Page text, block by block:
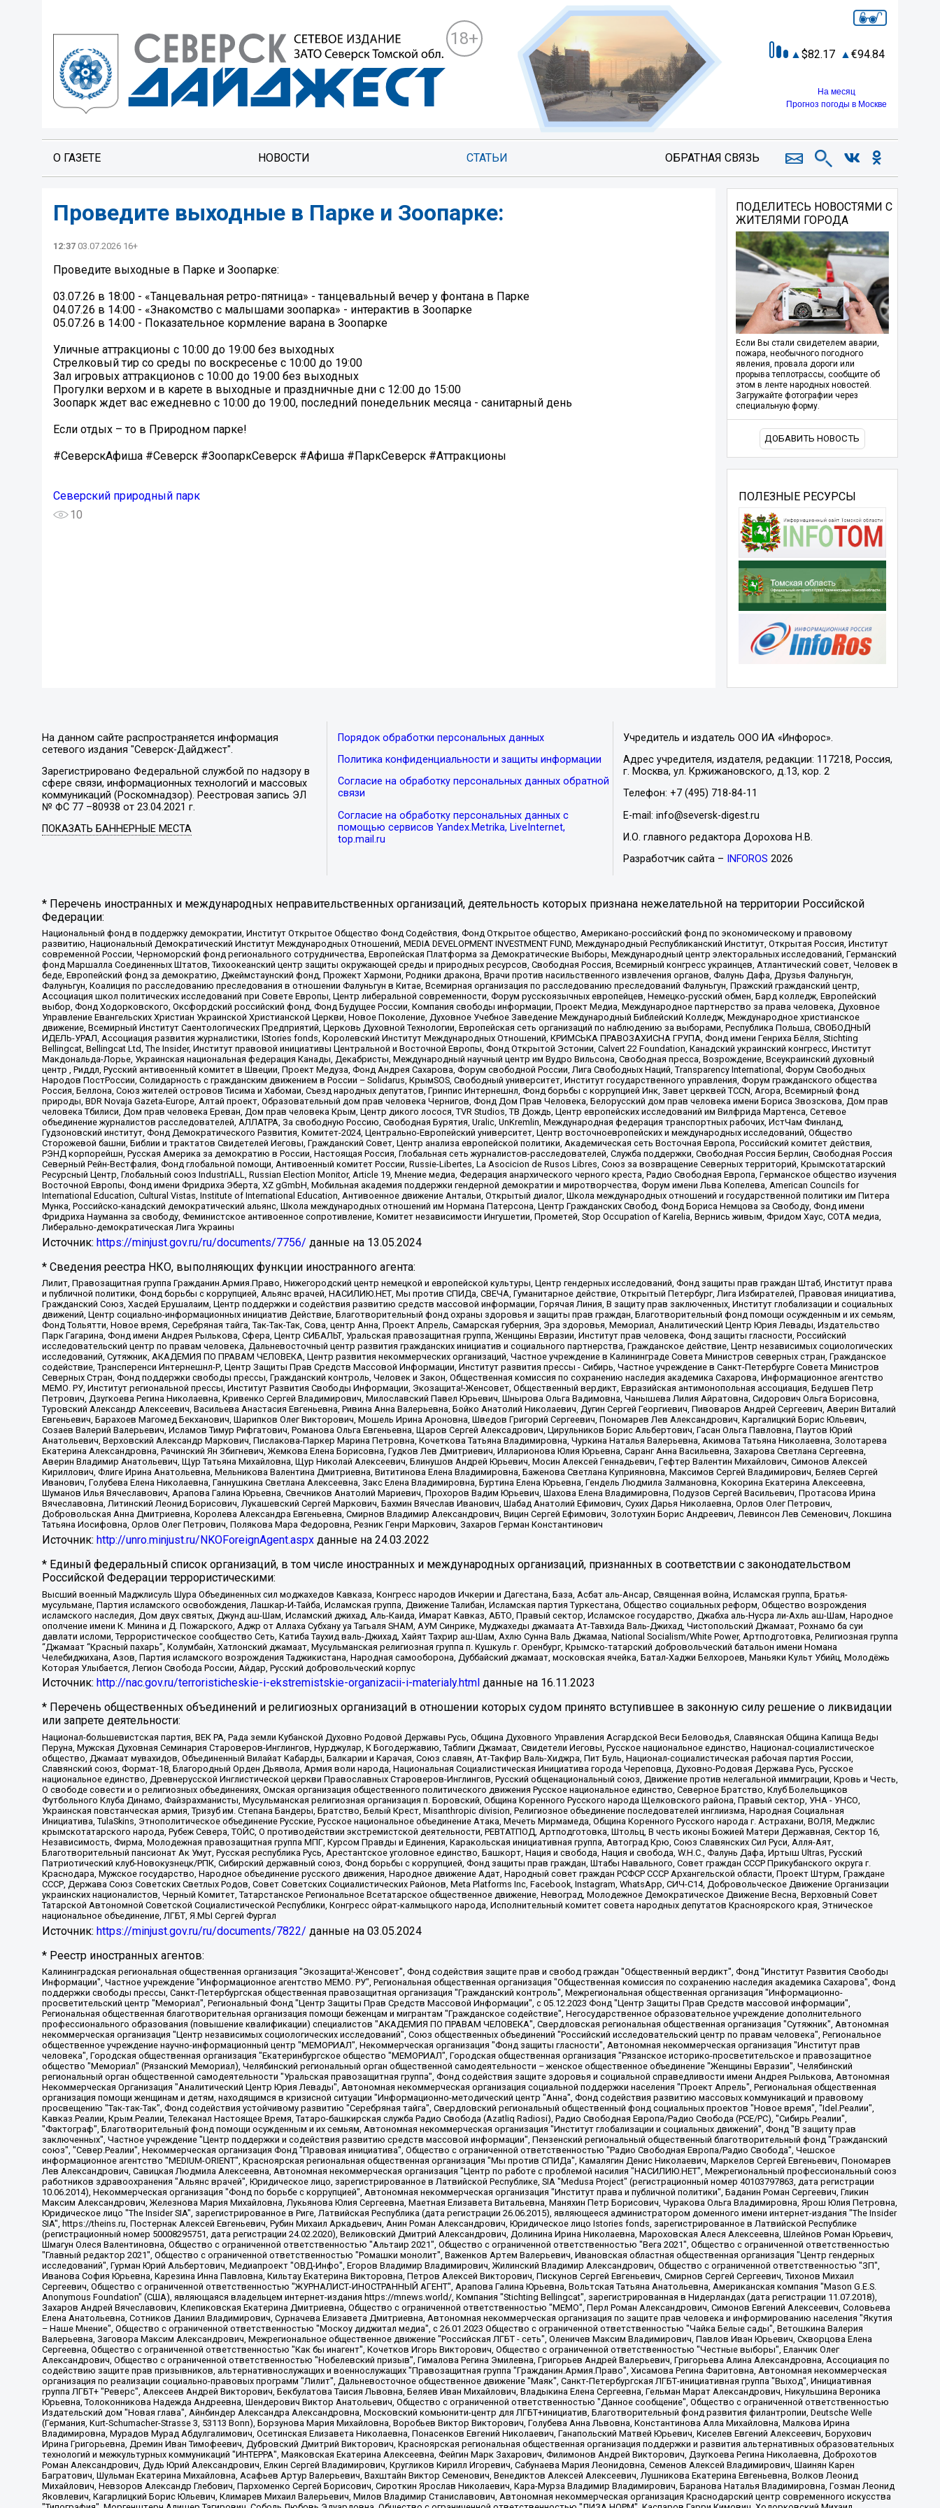
18+
82.17 94.84
На месяц
Прогноз погоды в Москве
О ГАЗЕТЕ НОВОСТИ СТАТЬИ ОБРАТНАЯ СВЯЗЬ
Проведите выходные в Парке и Зоопарке:
12:37 03.07.2026 16+
Проведите выходные в Парке и Зоопарке:
03.07.26 в 18:00 - «Танцевальная ретро-пятница» - танцевальный вечер у фонтана в Парке
04.07.26 в 14:00 - «Знакомство с малышами зоопарка» - интерактив в Зоопарке
05.07.26 в 14:00 - Показательное кормление варана в Зоопарке
Уличные аттракционы с 10:00 до 19:00 без выходных
Стрелковый тир со среды по воскресенье с 10:00 до 19:00
Зал игровых аттракционов с 10:00 до 19:00 без выходных
Прогулки верхом и в карете в выходные и праздничные дни с 12:00 до 15:00
Зоопарк ждет вас ежедневно с 10:00 до 19:00, последний понедельник месяца - санитарный день
Если отдых – то в Природном парке!
#СеверскАфиша #Северск #ЗоопаркСеверск #Афиша #ПаркСеверск #Аттракционы
Северский природный парк
10
ПОДЕЛИТЕСЬ НОВОСТЯМИ С
ЖИТЕЛЯМИ ГОРОДА
Если Вы стали свидетелем аварии,
пожара, необычного погодного
явления, провала дороги или
прорыва теплотрассы, сообщите об
этом в ленте народных новостей.
Загружайте фотографии через
специальную форму.
ДОБАВИТЬ НОВОСТЬ
ПОЛЕЗНЫЕ РЕСУРСЫ
На данном сайте распространяется информация
сетевого издания "Северск-Дайджест".
Зарегистрировано Федеральной службой по надзору в
сфере связи, информационных технологий и массовых
коммуникаций (Роскомнадзор). Реестровая запись ЭЛ
№ ФС 77 –80938 от 23.04.2021 г.
ПОКАЗАТЬ БАННЕРНЫЕ МЕСТА
Порядок обработки персональных данных
Политика конфиденциальности и защиты информации
Согласие на обработку персональных данных обратной
связи
Согласие на обработку персональных данных с
помощью сервисов Yandex.Metrika, LiveInternet,
top.mail.ru
Учредитель и издатель ООО ИА «Инфорос».
Адрес учредителя, издателя, редакции: 117218, Россия,
г. Москва, ул. Кржижановского, д.13, кор. 2
Телефон: +7 (495) 718-84-11
E-mail: info@seversk-digest.ru
И.О. главного редактора Дорохова Н.В.
Разработчик сайта – INFOROS 2026
* Перечень иностранных и международных неправительственных организаций, деятельность которых признана нежелательной на территории Российской
Федерации:
Национальный фонд в поддержку демократии, Институт Открытое Общество Фонд Содействия, Фонд Открытое общество, Американо-российский фонд по экономическому и правовому
развитию, Национальный Демократический Институт Международных Отношений, MEDIA DEVELOPMENT INVESTMENT FUND, Международный Республиканский Институт, Открытая Россия, Институт
современной России, Черноморский фонд регионального сотрудничества, Европейская Платформа за Демократические Выборы, Международный центр электоральных исследований, Германский
фонд Маршалла Соединенных Штатов, Тихоокеанский центр защиты окружающей среды и природных ресурсов, Свободная Россия, Всемирный конгресс украинцев, Атлантический совет, Человек в
беде, Европейский фонд за демократию, Джеймстаунский фонд, Прожект Хармони, Родники дракона, Врачи против насильственного извлечения органов, Фалунь Дафа, Друзья Фалуньгун,
Фалуньгун, Коалиция по расследованию преследования в отношении Фалуньгун в Китае, Всемирная организация по расследованию преследований Фалуньгун, Пражский гражданский центр,
Ассоциация школ политических исследований при Совете Европы, Центр либеральной современности, Форум русскоязычных европейцев, Немецко-русский обмен, Бард колледж, Европейский
выбор, Фонд Ходорковского, Оксфордский российский фонд, Фонд Будущее России, Компания свободы информации, Проект Медиа, Международное партнерство за права человека, Духовное
Управление Евангельских Христиан Украинской Христианской Церкви, Новое Поколение, Духовное Учебное Заведение Международный Библейский Колледж, Международное христианское
движение, Всемирный Институт Саентологических Предприятий, Церковь Духовной Технологии, Европейская сеть организаций по наблюдению за выборами, Республика Польша, СВОБОДНЫЙ
ИДЕЛЬ-УРАЛ, Ассоциация развития журналистики, IStories fonds, Королевский Институт Международных Отношений, КРИМСЬКА ПРАВОЗАХИСНА ГРУПА, Фонд имени Генриха Бёлля, Stichting
Bellingcat, Bellingcat Ltd, The Insider, Институт правовой инициативы Центральной и Восточной Европы, Фонд Открытой Эстонии, Calvert 22 Foundation, Канадский украинский конгресс, Институт
Макдональда-Лорье, Украинская национальная федерация Канады, Декабристы, Международный научный центр им Вудро Вильсона, Свободная пресса, Возрождение, Всеукраинский духовный
центр , Риддл, Русский антивоенный комитет в Швеции, Проект Медуза, Фонд Андрея Сахарова, Форум свободной России, Лига Свободных Наций, Transparеncy International, Форум Свободных
Народов ПостРоссии, Солидарность с гражданским движением в России – Solidarus, КрымSOS, Свободный университет, Институт государственного управления, Форум гражданского общества
Россия, Беллона, Союз жителей островов Тисима и Хабомаи, Съезд народных депутатов, Гринпис Интернешнл, Фонд борьбы с коррупцией Инк, Завет церквей TCCN, Агора, Всемирный фонд
природы, BDR Novaja Gazeta-Europe, Алтай проект, Образовательный дом прав человека Чернигов, Фонд Дом Прав Человека, Белорусский дом прав человека имени Бориса Звозскова, Дом прав
человека Тбилиси, Дом прав человека Ереван, Дом прав человека Крым, Центр дикого лосося, TVR Studios, ТВ Дождь, Центр европейских исследований им Вилфрида Мартенса, Сетевое
объединение журналистов расследователей, АЛЛАТРА, За свободную Россию, Свободная Бурятия, Uralic, UnKremlin, Международная федерация транспортных рабочих, ИстЧам Финланд,
Гудзоновский институт, Фонд Демократического Развития, Комитет-2024, Центрально-Европейский университет, Центр восточноевропейских и международных исследований, Общество
Сторожевой башни, Библии и трактатов Свидетелей Иеговы, Гражданский Совет, Центр анализа европейской политики, Академическая сеть Восточная Европа, Российский комитет действия,
РЭНД корпорейшн, Русская Америка за демократию в России, Настоящая Россия, Глобальная сеть журналистов-расследователей, Служба поддержки, Свободная Россия Берлин, Свободная Россия
Северный Рейн-Вестфалия, Фонд глобальной помощи, Антивоенный комитет России, Russie-Libertes, La Asocicion de Rusos Libres, Союз за возвращение Северных территорий, Крымскотатарский
Ресурсный Центр, Глобальный союз IndustriALL, Russian Election Monitor, Article 19, Мнение медиа, Федерация анархического черного креста, Радио Свободная Европа, Германское общество изучения
Восточной Европы, Фонд имени Фридриха Эберта, XZ gGmbH, Мобильная академия поддержки гендерной демократии и миротворчества, Форум имени Льва Копелева, American Councils for
International Education, Cultural Vistas, Institute of International Education, Антивоенное движение Антальи, Открытый диалог, Школа международных отношений и государственной политики им Питера
Мунка, Российско-канадский демократический альянс, Школа международных отношений им Нормана Патерсона, Центр Гражданских Свобод, Фонд Бориса Немцова за Свободу, Фонд имени
Фридриха Науманна за свободу, Феминистское антивоенное сопротивление, Комитет независимости Ингушетии, Прометей, Stop Occupation of Karelia, Вернись живым, Фридом Хаус, СОТА медиа,
Либерально-демократическая Лига Украины
Источник: https://minjust.gov.ru/ru/documents/7756/ данные на 13.05.2024
* Сведения реестра НКО, выполняющих функции иностранного агента:
Лилит, Правозащитная группа Гражданин.Армия.Право, Нижегородский центр немецкой и европейской культуры, Центр гендерных исследований, Фонд защиты прав граждан Штаб, Институт права
и публичной политики, Фонд борьбы с коррупцией, Альянс врачей, НАСИЛИЮ.НЕТ, Мы против СПИДа, СВЕЧА, Гуманитарное действие, Открытый Петербург, Лига Избирателей, Правовая инициатива,
Гражданский Союз, Хасдей Ерушалаим, Центр поддержки и содействия развитию средств массовой информации, Горячая Линия, В защиту прав заключенных, Институт глобализации и социальных
движений, Центр социально-информационных инициатив Действие, Благотворительный фонд охраны здоровья и защиты прав граждан, Благотворительный фонд помощи осужденным и их семьям,
Фонд Тольятти, Новое время, Серебряная тайга, Так-Так-Так, Сова, центр Анна, Проект Апрель, Самарская губерния, Эра здоровья, Мемориал, Аналитический Центр Юрия Левады, Издательство
Парк Гагарина, Фонд имени Андрея Рылькова, Сфера, Центр СИБАЛЬТ, Уральская правозащитная группа, Женщины Евразии, Институт прав человека, Фонд защиты гласности, Российский
исследовательский центр по правам человека, Дальневосточный центр развития гражданских инициатив и социального партнерства, Гражданское действие, Центр независимых социологических
исследований, Сутяжник, АКАДЕМИЯ ПО ПРАВАМ ЧЕЛОВЕКА, Центр развития некоммерческих организаций, Частное учреждение в Калининграде Совета Министров северных стран, Гражданское
содействие, Трансперенси Интернешнл-Р, Центр Защиты Прав Средств Массовой Информации, Институт развития прессы - Сибирь, Частное учреждение в Санкт-Петербурге Совета Министров
Северных Стран, Фонд поддержки свободы прессы, Гражданский контроль, Человек и Закон, Общественная комиссия по сохранению наследия академика Сахарова, Информационное агентство
МЕМО. РУ, Институт региональной прессы, Институт Развития Свободы Информации, Экозащита!-Женсовет, Общественный вердикт, Евразийская антимонопольная ассоциация, Бедушев Петр
Петрович, Дзугкоева Регина Николаевна, Кривенко Сергей Владимирович, Милославский Павел Юрьевич, Шнырова Ольга Вадимовна, Чанышева Лилия Айратовна, Сидорович Ольга Борисовна,
Туровский Александр Алексеевич, Васильева Анастасия Евгеньевна, Ривина Анна Валерьевна, Бойко Анатолий Николаевич, Дугин Сергей Георгиевич, Пивоваров Андрей Сергеевич, Аверин Виталий
Евгеньевич, Барахоев Магомед Бекханович, Шарипков Олег Викторович, Мошель Ирина Ароновна, Шведов Григорий Сергеевич, Пономарев Лев Александрович, Каргалицкий Борис Юльевич,
Созаев Валерий Валерьевич, Исламов Тимур Рифгатович, Романова Ольга Евгеньевна, Щаров Сергей Алексадрович, Цирульников Борис Альбертович, Гасан Ольга Павловна, Паутов Юрий
Анатольевич, Верховский Александр Маркович, Пислакова-Паркер Марина Петровна, Кочеткова Татьяна Владимировна, Чуркина Наталья Валерьевна, Акимова Татьяна Николаевна, Золотарева
Екатерина Александровна, Рачинский Ян Збигневич, Жемкова Елена Борисовна, Гудков Лев Дмитриевич, Илларионова Юлия Юрьевна, Саранг Анна Васильевна, Захарова Светлана Сергеевна,
Аверин Владимир Анатольевич, Щур Татьяна Михайловна, Щур Николай Алексеевич, Блинушов Андрей Юрьевич, Мосин Алексей Геннадьевич, Гефтер Валентин Михайлович, Симонов Алексей
Кириллович, Флиге Ирина Анатольевна, Мельникова Валентина Дмитриевна, Вититинова Елена Владимировна, Баженова Светлана Куприяновна, Максимов Сергей Владимирович, Беляев Сергей
Иванович, Голубева Елена Николаевна, Ганнушкина Светлана Алексеевна, Закс Елена Владимировна, Буртина Елена Юрьевна, Гендель Людмила Залмановна, Кокорина Екатерина Алексеевна,
Шуманов Илья Вячеславович, Арапова Галина Юрьевна, Свечников Анатолий Мариевич, Прохоров Вадим Юрьевич, Шахова Елена Владимировна, Подузов Сергей Васильевич, Протасова Ирина
Вячеславовна, Литинский Леонид Борисович, Лукашевский Сергей Маркович, Бахмин Вячеслав Иванович, Шабад Анатолий Ефимович, Сухих Дарья Николаевна, Орлов Олег Петрович,
Добровольская Анна Дмитриевна, Королева Александра Евгеньевна, Смирнов Владимир Александрович, Вицин Сергей Ефимович, Золотухин Борис Андреевич, Левинсон Лев Семенович, Локшина
Татьяна Иосифовна, Орлов Олег Петрович, Полякова Мара Федоровна, Резник Генри Маркович, Захаров Герман Константинович
Источник: http://unro.minjust.ru/NKOForeignAgent.aspx данные на 24.03.2022
* Единый федеральный список организаций, в том числе иностранных и международных организаций, признанных в соответствии с законодательством
Российской Федерации террористическими:
Высший военный Маджлисуль Шура Объединенных сил моджахедов Кавказа, Конгресс народов Ичкерии и Дагестана, База, Асбат аль-Ансар, Священная война, Исламская группа, Братья-
мусульмане, Партия исламского освобождения, Лашкар-И-Тайба, Исламская группа, Движение Талибан, Исламская партия Туркестана, Общество социальных реформ, Общество возрождения
исламского наследия, Дом двух святых, Джунд аш-Шам, Исламский джихад, Аль-Каида, Имарат Кавказ, АБТО, Правый сектор, Исламское государство, Джабха аль-Нусра ли-Ахль аш-Шам, Народное
ополчение имени К. Минина и Д. Пожарского, Аджр от Аллаха Субхану уа Тагьаля SHAM, АУМ Синрике, Муджахеды джамаата Ат-Тавхида Валь-Джихад, Чистопольский Джамаат, Рохнамо ба суи
давлати исломи, Террористическое сообщество Сеть, Катиба Таухид валь-Джихад, Хайят Тахрир аш-Шам, Ахлю Сунна Валь Джамаа, National Socialism/White Power, Артподготовка, Религиозная группа
“Джамаат “Красный пахарь”, Колумбайн, Хатлонский джамаат, Мусульманская религиозная группа п. Кушкуль г. Оренбург, Крымско-татарский добровольческий батальон имени Номана
Челебиджихана, Азов, Партия исламского возрождения Таджикистана, Народная самооборона, Дуббайский джамаат, московская ячейка, Батал-Хаджи Белхороев, Маньяки Культ Убийц, Молодёжь
Которая Улыбается, Легион Свобода России, Айдар, Русский добровольческий корпус
Источник: http://nac.gov.ru/terroristicheskie-i-ekstremistskie-organizacii-i-materialy.html данные на 16.11.2023
* Перечень общественных объединений и религиозных организаций в отношении которых судом принято вступившее в законную силу решение о ликвидации
или запрете деятельности:
Национал-большевистская партия, ВЕК РА, Рада земли Кубанской Духовно Родовой Державы Русь, Община Духовного Управления Асгардской Веси Беловодья, Славянская Община Капища Веды
Перуна, Мужская Духовная Семинария Староверов-Инглингов, Нурджулар, К Богодержавию, Таблиги Джамаат, Свидетели Иеговы, Русское национальное единство, Национал-социалистическое
общество, Джамаат мувахидов, Объединенный Вилайат Кабарды, Балкарии и Карачая, Союз славян, Ат-Такфир Валь-Хиджра, Пит Буль, Национал-социалистическая рабочая партия России,
Славянский союз, Формат-18, Благородный Орден Дьявола, Армия воли народа, Национальная Социалистическая Инициатива города Череповца, Духовно-Родовая Держава Русь, Русское
национальное единство, Древнерусской Инглистической церкви Православных Староверов-Инглингов, Русский общенациональный союз, Движение против нелегальной иммиграции, Кровь и Честь,
О свободе совести и о религиозных объединениях, Омская организация общественного политического движения Русское национальное единство, Северное Братство, Клуб Болельщиков
Футбольного Клуба Динамо, Файзрахманисты, Мусульманская религиозная организация п. Боровский, Община Коренного Русского народа Щелковского района, Правый сектор, УНА - УНСО,
Украинская повстанческая армия, Тризуб им. Степана Бандеры, Братство, Белый Крест, Misanthropic division, Религиозное объединение последователей инглиизма, Народная Социальная
Инициатива, TulaSkins, Этнополитическое объединение Русские, Русское национальное объединение Атака, Мечеть Мирмамеда, Община Коренного Русского народа г. Астрахани, ВОЛЯ, Меджлис
крымскотатарского народа, Рубеж Севера, ТОЙС, О противодействии экстремистской деятельности, РЕВТАТПОД, Артподготовка, Штольц, В честь иконы Божией Матери Державная, Сектор 16,
Независимость, Фирма, Молодежная правозащитная группа МПГ, Курсом Правды и Единения, Каракольская инициативная группа, Автоград Крю, Союз Славянских Сил Руси, Алля-Аят,
Благотворительный пансионат Ак Умут, Русская республика Русь, Арестантское уголовное единство, Башкорт, Нация и свобода, Нация и свобода, W.H.С., Фалунь Дафа, Иртыш Ultras, Русский
Патриотический клуб-Новокузнецк/РПК, Сибирский державный союз, Фонд борьбы с коррупцией, Фонд защиты прав граждан, Штабы Навального, Совет граждан СССР Прикубанского округа г.
Краснодара, Мужское государство, Народное объединение русского движения, Народное движение Адат, Народный совет граждан РСФСР СССР Архангельской области, Проект Штурм, Граждане
СССР, Держава Союз Советских Светлых Родов, Совет Советских Социалистических Районов, Meta Platforms Inc, Facebook, Instagram, WhatsApp, СИЧ-С14, Добровольческое Движение Организации
украинских националистов, Черный Комитет, Татарстанское Региональное Всетатарское общественное движение, Невоград, Молодежное Демократическое Движение Весна, Верховный Совет
Татарской Автономной Советской Социалистической Республики, Конгресс ойрат-калмыцкого народа, Исполнительный комитет совета народных депутатов Красноярского края, Этническое
национальное объединение, ЛГБТ, Я.МЫ Сергей Фургал
Источник: https://minjust.gov.ru/ru/documents/7822/ данные на 03.05.2024
* Реестр иностранных агентов:
Калининградская региональная общественная организация "Экозащита!-Женсовет", Фонд содействия защите прав и свобод граждан "Общественный вердикт", Фонд "Институт Развития Свободы Информации", Частное учреждение "Информационное агентство МЕМО. РУ", Региональная общественная организация "Общественная комиссия по сохранению наследия академика Сахарова", Фонд поддержки свободы прессы, Санкт-Петербургская общественная правозащитная организация "Гражданский контроль", Межрегиональная общественная организация "Информационно-просветительский центр "Мемориал", Региональный Фонд "Центр Защиты Прав Средств Массовой Информации", с 05.12.2023 Фонд "Центр Защиты Прав Средств массовой информации", Региональная общественная благотворительная организация помощи беженцам и мигрантам "Гражданское содействие", Негосударственное образовательное учреждение дополнительного профессионального образования (повышение квалификации) специалистов "АКАДЕМИЯ ПО ПРАВАМ ЧЕЛОВЕКА", Свердловская региональная общественная организация "Сутяжник", Автономная некоммерческая организация "Центр независимых социологических исследований", Союз общественных объединений "Российский исследовательский центр по правам человека", Региональное общественное учреждение научно-информационный центр "МЕМОРИАЛ", Некоммерческая организация "Фонд защиты гласности", Автономная некоммерческая организация "Институт прав человека", Городская общественная организация "Екатеринбургское общество "МЕМОРИАЛ", Городская общественная организация "Рязанское историко-просветительское и правозащитное общество "Мемориал" (Рязанский Мемориал), Челябинский региональный орган общественной самодеятельности – женское общественное объединение "Женщины Евразии", Челябинский региональный орган общественной самодеятельности "Уральская правозащитная группа", Фонд содействия защите здоровья и социальной справедливости имени Андрея Рылькова, Автономная Некоммерческая Организация "Аналитический Центр Юрия Левады", Автономная некоммерческая организация социальной поддержки населения "Проект Апрель", Региональная общественная организация помощи женщинам и детям, находящимся в кризисной ситуации "Информационно-методический центр "Анна", Фонд содействия развитию массовых коммуникаций и правовому просвещению "Так-так-Так", Фонд содействия устойчивому развитию "Серебряная тайга", Свердловский региональный общественный фонд социальных проектов "Новое время", "Idel.Реалии", Кавказ.Реалии, Крым.Реалии, Телеканал Настоящее Время, Татаро-башкирская служба Радио Свобода (Azatliq Radiosi), Радио Свободная Европа/Радио Свобода (PCE/PC), "Сибирь.Реалии", "Фактограф", Благотворительный фонд помощи осужденным и их семьям, Автономная некоммерческая организация "Институт глобализации и социальных движений", Фонд "В защиту прав заключенных", Частное учреждение "Центр поддержки и содействия развитию средств массовой информации", Пензенский региональный общественный благотворительный фонд "Гражданский союз", "Север.Реалии", Некоммерческая организация Фонд "Правовая инициатива", Общество с ограниченной ответственностью "Радио Свободная Европа/Радио Свобода", Чешское информационное агентство "MEDIUM-ORIENT", Красноярская региональная общественная организация "Мы против СПИДа", Камалягин Денис Николаевич, Маркелов Сергей Евгеньевич, Пономарев Лев Александрович, Савицкая Людмила Алексеевна, Автономная некоммерческая организация "Центр по работе с проблемой насилия "НАСИЛИЮ.НЕТ", Межрегиональный профессиональный союз работников здравоохранения "Альянс врачей", Юридическое лицо, зарегистрированное в Латвийской Республике, SIA "Medusa Project" (регистрационный номер 40103797863, дата регистрации 10.06.2014), Некоммерческая организация "Фонд по борьбе с коррупцией", Автономная некоммерческая организация "Институт права и публичной политики", Баданин Роман Сергеевич, Гликин Максим Александрович, Железнова Мария Михайловна, Лукьянова Юлия Сергеевна, Маетная Елизавета Витальевна, Маняхин Петр Борисович, Чуракова Ольга Владимировна, Ярош Юлия Петровна, Юридическое лицо "The Insider SIA", зарегистрированное в Риге, Латвийская Республика (дата регистрации 26.06.2015), являющееся администратором доменного имени интернет-издания "The Insider SIA", https://theins.ru, Постернак Алексей Евгеньевич, Рубин Михаил Аркадьевич, Анин Роман Александрович, Юридическое лицо Istories fonds, зарегистрированное в Латвийской Республике (регистрационный номер 50008295751, дата регистрации 24.02.2020), Великовский Дмитрий Александрович, Долинина Ирина Николаевна, Мароховская Алеся Алексеевна, Шлейнов Роман Юрьевич, Шмагун Олеся Валентиновна, Общество с ограниченной ответственностью "Альтаир 2021", Общество с ограниченной ответственностью "Вега 2021", Общество с ограниченной ответственностью "Главный редактор 2021", Общество с ограниченной ответственностью "Ромашки монолит", Важенков Артем Валерьевич, Ивановская областная общественная организация "Центр гендерных исследований", Гурман Юрий Альбертович, Медиапроект "ОВД-Инфо", Егоров Владимир Владимирович, Жилинский Владимир Александрович, Общество с ограниченной ответственностью "ЗП", Иванова София Юрьевна, Карезина Инна Павловна, Кильтау Екатерина Викторовна, Петров Алексей Викторович, Пискунов Сергей Евгеньевич, Смирнов Сергей Сергеевич, Тихонов Михаил Сергеевич, Общество с ограниченной ответственностью "ЖУРНАЛИСТ-ИНОСТРАННЫЙ АГЕНТ", Арапова Галина Юрьевна, Вольтская Татьяна Анатольевна, Американская компания "Mason G.E.S. Anonymous Foundation" (США), являющаяся владельцем интернет-издания https://mnews.world/, Компания "Stichting Bellingcat", зарегистрированная в Нидерландах (дата регистрации 11.07.2018), Захаров Андрей Вячеславович, Клепиковская Екатерина Дмитриевна, Общество с ограниченной ответственностью "МЕМО", Перл Роман Александрович, Симонов Евгений Алексеевич, Соловьева Елена Анатольевна, Сотников Даниил Владимирович, Сурначева Елизавета Дмитриевна, Автономная некоммерческая организация по защите прав человека и информированию населения "Якутия – Наше Мнение", Общество с ограниченной ответственностью "Москоу диджитал медиа", с 26.01.2023 Общество с ограниченной ответственностью "Чайка Белые сады", Ветошкина Валерия Валерьевна, Заговора Максим Александрович, Межрегиональное общественное движение "Российская ЛГБТ - сеть", Оленичев Максим Владимирович, Павлов Иван Юрьевич, Скворцова Елена Сергеевна, Общество с ограниченной ответственностью "Как бы инагент", Кочетков Игорь Викторович, Общество с ограниченной ответственностью "Честные выборы", Еланчик Олег Александрович, Общество с ограниченной ответственностью "Нобелевский призыв", Гималова Регина Эмилевна, Григорьев Андрей Валерьевич, Григорьева Алина Александровна, Ассоциация по содействию защите прав призывников, альтернативнослужащих и военнослужащих "Правозащитная группа "Гражданин.Армия.Право", Хисамова Регина Фаритовна, Автономная некоммерческая организация по реализации социально-правовых программ "Лилит", Дальневосточное общественное движение "Маяк", Санкт-Петербургская ЛГБТ-инициативная группа "Выход", Инициативная группа ЛГБТ+ "Реверс", Алексеев Андрей Викторович, Бекбулатова Таисия Львовна, Беляев Иван Михайлович, Владыкина Елена Сергеевна, Гельман Марат Александрович, Никульшина Вероника Юрьевна, Толоконникова Надежда Андреевна, Шендерович Виктор Анатольевич, Общество с ограниченной ответственностью "Данное сообщение", Общество с ограниченной ответственностью Издательский дом "Новая глава", Айнбиндер Александра Александровна, Московский комьюнити-центр для ЛГБТ+инициатив, Благотворительный фонд развития филантропии, Deutsche Welle (Германия, Kurt-Schumacher-Strasse 3, 53113 Bonn), Борзунова Мария Михайловна, Воробьев Виктор Викторович, Голубева Анна Львовна, Константинова Алла Михайловна, Малкова Ирина Владимировна, Мурадов Мурад Абдулгалимович, Осетинская Елизавета Николаевна, Понасенков Евгений Николаевич, Ганапольский Матвей Юрьевич, Киселев Евгений Алексеевич, Борухович Ирина Григорьевна, Дремин Иван Тимофеевич, Дубровский Дмитрий Викторович, Красноярская региональная общественная организация поддержки и развития альтернативных образовательных технологий и межкультурных коммуникаций "ИНТЕРРА", Маяковская Екатерина Алексеевна, Фейгин Марк Захарович, Филимонов Андрей Викторович, Дзугкоева Регина Николаевна, Доброхотов Роман Александрович, Дудь Юрий Александрович, Елкин Сергей Владимирович, Кругликов Кирилл Игоревич, Сабунаева Мария Леонидовна, Семенов Алексей Владимирович, Шаинян Карен Багратович, Шульман Екатерина Михайловна, Асафьев Артур Валерьевич, Вахштайн Виктор Семенович, Венедиктов Алексей Алексеевич, Лушникова Екатерина Евгеньевна, Волков Леонид Михайлович, Невзоров Александр Глебович, Пархоменко Сергей Борисович, Сироткин Ярослав Николаевич, Кара-Мурза Владимир Владимирович, Баранова Наталья Владимировна, Гозман Леонид Яковлевич, Кагарлицкий Борис Юльевич, Климарев Михаил Валерьевич, Милов Владимир Станиславович, Автономная некоммерческая организация Краснодарский центр современного искусства "Типография", Моргенштерн Алишер Тагирович, Соболь Любовь Эдуардовна, Общество с ограниченной ответственностью "ЛИЗА НОРМ", Каспаров Гарри Кимович, Ходорковский Михаил Борисович, Общество с ограниченной ответственностью "Апрельские тезисы", Данилович Ирина Брониславовна, Кашин Олег Владимирович, Петров Николай Владимирович, Пивоваров Алексей Владимирович, Соколов Михаил Владимирович, Цветкова Юлия Владимировна, Чичваркин Евгений Александрович, Комитет против пыток/Команда против пыток, Общество с ограниченной ответственностью "Первый научный", Общество с ограниченной ответственностью "Вертолет и ко", Белоцерковская Вероника Борисовна, Кац Максим Евгеньевич, Лазарева Татьяна Юрьевна, Шаведдинов Руслан Табризович, Яшин Илья Валерьевич, Общество с ограниченной ответственностью "Иноагент ААВ", Алешковский Дмитрий Петрович, Альбац Евгения Марковна, Быков Дмитрий Львович, Галямина Юлия Евгеньевна, Лойко Сергей Леонидович, Мартынов Кирилл Константинович, Медведев Сергей Александрович, Крашенинников Федор Геннадиевич, Гордеева Катерина Вл